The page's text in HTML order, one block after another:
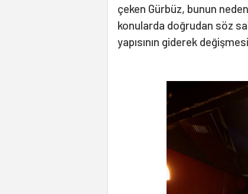
çeken Gürbüz, bunun
konularda doğrudan söz
yapısının giderek